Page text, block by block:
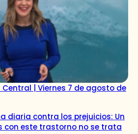
Central | Viernes 7 de agosto de
diaria contra los prejuicios: Un
con este trastorno no se trata